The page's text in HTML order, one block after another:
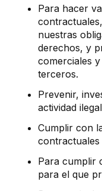
Para hacer
nuestras
derechos, y
comerciales
terceros.
Prevenir,
actividad
Cumplir con
contractuales
Para cumplir
para el que